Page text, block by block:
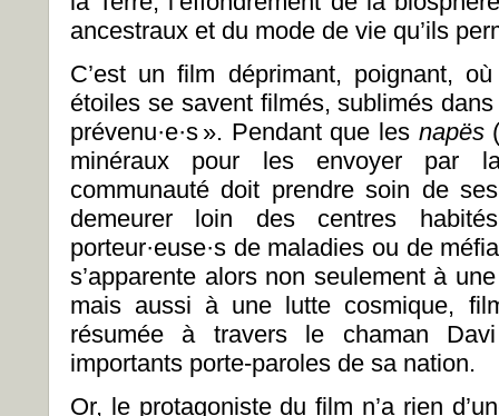
ancestraux et du mode de vie qu’ils
C’est un film déprimant, poignant,
étoiles se savent filmés, sublimés
prévenu·e·s ». Pendant que les napës
minéraux pour les envoyer par
communauté doit prendre soin de
demeurer loin des centres
porteur·euse·s de maladies ou de
s’apparente alors non seulement à
mais aussi à une lutte cosmique,
résumée à travers le chaman
importants porte-paroles de sa nation.
Or, le protagoniste du film n’a rien